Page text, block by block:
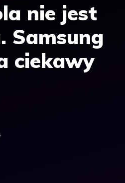
nie jest
Samsung
ciekawy